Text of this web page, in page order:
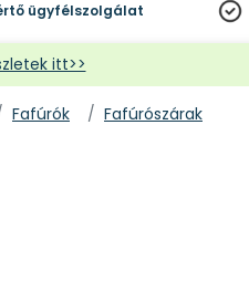
ügyfélszolgálat
itt>>
Fafúrók Fafúrószárak